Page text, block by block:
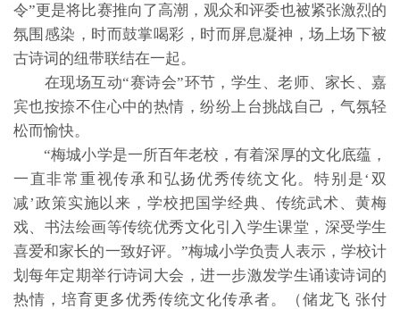
令”更是将比赛推向了高潮，观众和评委也被紧张激烈的
氛围感染，时而鼓掌喝彩，时而屏息凝神，场上场下被
古诗词的纽带联结在一起。
在现场互动“赛诗会”环节，学生、老师、家长、嘉
宾也按捺不住心中的热情，纷纷上台挑战自己，气氛轻
松而愉快。
“梅城小学是一所百年老校，有着深厚的文化底蕴，
一直非常重视传承和弘扬优秀传统文化。特别是‘双
减’政策实施以来，学校把国学经典、传统武术、黄梅
戏、书法绘画等传统优秀文化引入学生课堂，深受学生
喜爱和家长的一致好评。”梅城小学负责人表示，学校计
划每年定期举行诗词大会，进一步激发学生诵读诗词的
热情，培育更多优秀传统文化传承者。（储龙飞 张付